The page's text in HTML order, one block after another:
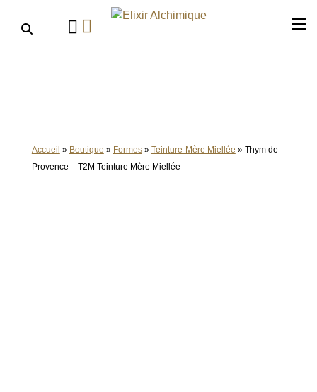
Accueil » Boutique » Formes» Teinture-Mère Miellée » Thym de
Provence – T2M Teinture Mère Miellée